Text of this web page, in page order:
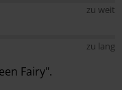
zu weit
zu lang
Fairy".